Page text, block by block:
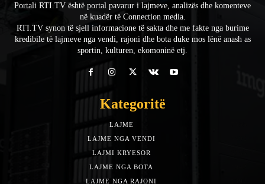
Portali RTI.TV është portal pavarur i lajmeve, analizës dhe komenteve
në kuadër të Connection media.
RTI.TV synon të sjell informacione të sakta dhe me fakte nga burime
kredibile të lajmeve nga vendi, rajoni dhe bota duke mos lënë anash as
sportin, kulturen, ekomoninë etj.
Kategoritë
LAJME
LAJME NGA VENDI
LAJMI KRYESOR
LAJME NGA BOTA
LAJME NGA RAJONI